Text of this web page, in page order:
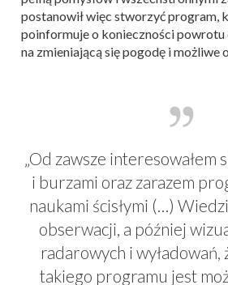
postanowił więc stworzyć program,
poinformuje o konieczności powrotu
na zmieniającą się pogodę i możliwe
„Od zawsze interesowałem
i burzami oraz zarazem
naukami ścisłymi (…)
obserwacji, a później
radarowych i wyładowań,
takiego programu jest